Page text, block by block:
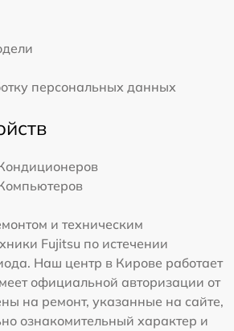
персональных данных
и техническим
Fujitsu по истечении
Наш центр в Кирове работает
официальной авторизации от
на ремонт, указанные на сайте,
ознакомительный характер и